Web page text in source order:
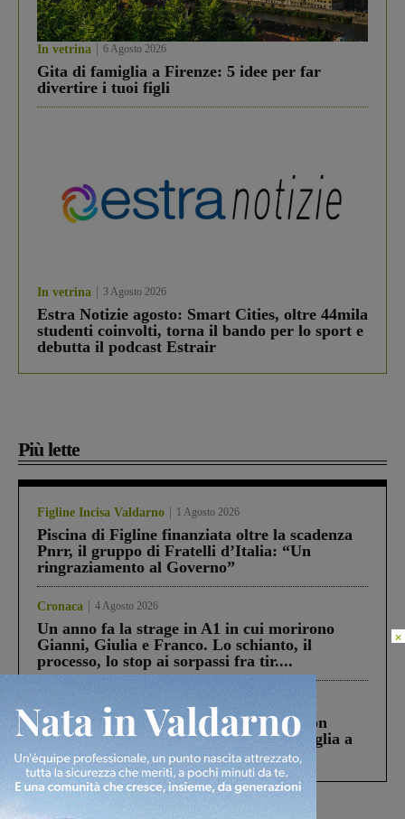
In vetrina 6 Agosto 2026
Gita di famiglia a Firenze: 5 idee per far
divertire i tuoi figli
In vetrina 3 Agosto 2026
Estra Notizie agosto: Smart Cities, oltre 44mila
studenti coinvolti, torna il bando per lo sport e
debutta il podcast Estrair
Più lette
Figline Incisa Valdarno 1 Agosto 2026
Piscina di Figline finanziata oltre la scadenza
Pnrr, il gruppo di Fratelli d’Italia: “Un
ringraziamento al Governo”
Cronaca 4 Agosto 2026
Un anno fa la strage in A1 in cui morirono
Gianni, Giulia e Franco. Lo schianto, il
processo, lo stop ai sorpassi fra tir....
Cronaca
Scomparso da una struttura di Castiglion
Fiorentino l’uomo che aveva ucciso la figlia a
Levane nel 2020
×